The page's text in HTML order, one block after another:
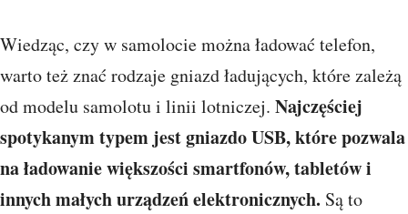
Wiedząc, czy w samolocie można ładować telefon,
warto też znać rodzaje gniazd ładujących, które zależą
od modelu samolotu i linii lotniczej. Najczęściej
spotykanym typem jest gniazdo USB, które pozwala
na ładowanie większości smartfonów, tabletów i
innych małych urządzeń elektronicznych. Są to